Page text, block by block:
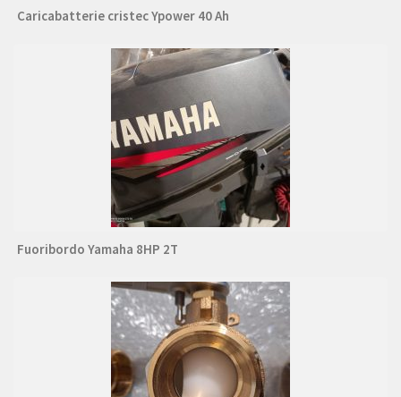
Caricabatterie cristec Ypower 40 Ah
Fuoribordo Yamaha 8HP 2T